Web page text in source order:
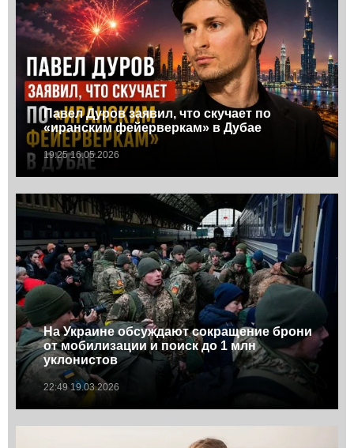
Павел Дуров заявил, что скучает по
«иранским фейерверкам» в Дубае
19:25 16.05.2026
На Украине обсуждают сокращение брони
от мобилизации и поиск до 1 млн
уклонистов
22:49 19.03.2026